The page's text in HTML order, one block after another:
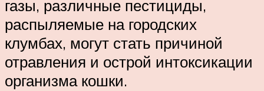
газы, различные пестициды,
распыляемые на городских
клумбах, могут стать причиной
отравления и острой интоксикации
организма кошки.